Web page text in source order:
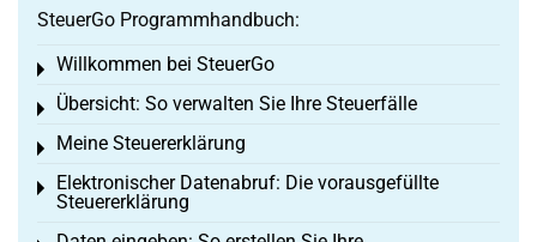
SteuerGo Programmhandbuch:
Willkommen bei SteuerGo
Toggle menu
Übersicht: So verwalten Sie Ihre Steuerfälle
Toggle menu
Meine Steuererklärung
Toggle menu
Elektronischer Datenabruf: Die vorausgefüllte
Steuererklärung
Toggle menu